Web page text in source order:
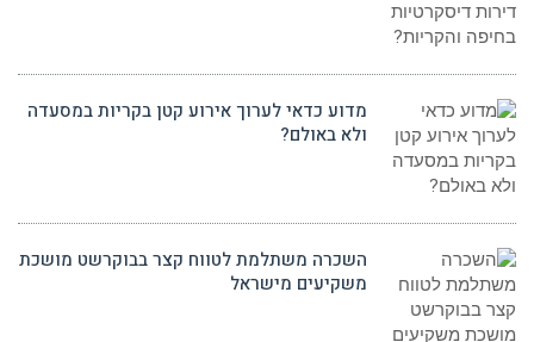
מדוע כדאי לערוך אירוע קטן בקריות במסעדה
ולא באולם?
השכרה משתלמת לטווח קצר בבוקרשט מושכת
משקיעים מישראל